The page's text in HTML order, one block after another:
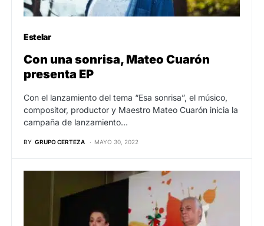
Estelar
Con una sonrisa, Mateo Cuarón
presenta EP
Con el lanzamiento del tema “Esa sonrisa”, el músico,
compositor, productor y Maestro Mateo Cuarón inicia la
campaña de lanzamiento…
BY GRUPO CERTEZA MAYO 30, 2022